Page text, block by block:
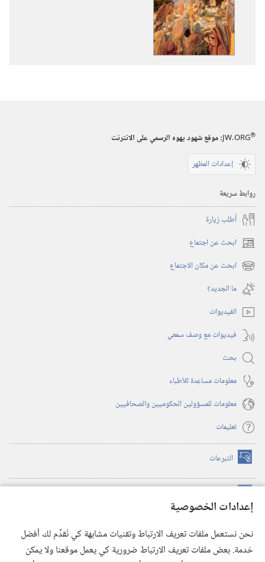
إعدادات الخصوصية
نحن نستعمل ملفات تعريف الارتباط وتقنيات مشابهة كي نُقدِّم لك أفضل
خدمة. بعض ملفات تعريف الارتباط ضرورية كي يعمل موقعنا ولا يمكن
JW.ORG®
:‏ موقع شهود يهوه الرسمي على الانترنت
إعدادات المظهر
روابط سريعة
أُطلب زيارة
ابحث عن اجتماع (يفتح
نافذة ابحث عن مكان الاجتماع (يفتح
نافذة
جديدة)
ما الجديد؟‏
الفيديوات
فيديوات مع وصف سمعي
بحث
معلومات مساعِدة للأطباء
معلومات للمسؤولين الحكوميين والصحافيين
تعليمات
التبرعات (يفتح
نافذة
(يفتح
نافذة
(يفتح
نافذة
جديدة) تطبيق ®
JW Library